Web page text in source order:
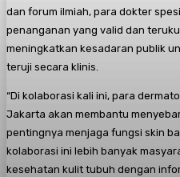
dan forum ilmiah, para dokter
penanganan yang valid dan
meningkatkan kesadaran publik
teruji secara klinis.
​“Di kolaborasi kali ini, para
Jakarta akan membantu
pentingnya menjaga fungsi skin
kolaborasi ini lebih banyak
kesehatan kulit tubuh dengan